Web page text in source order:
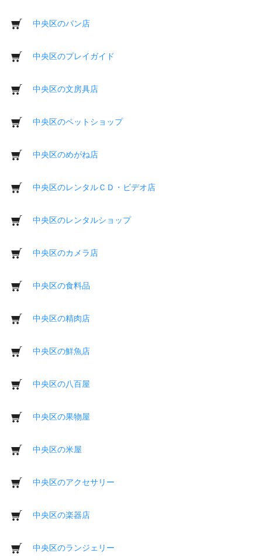
中央区のパン店
中央区のプレイガイド
中央区の文房具店
中央区のペットショップ
中央区のめがね店
中央区のレンタルＣＤ・ビデオ店
中央区のレンタルショップ
中央区のカメラ店
中央区の食料品
中央区の精肉店
中央区の鮮魚店
中央区の八百屋
中央区の果物屋
中央区の米屋
中央区のアクセサリー
中央区の楽器店
中央区のランジェリー